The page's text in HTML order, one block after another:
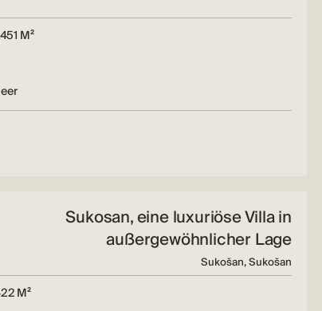
M²
Sukosan, eine luxuriöse Villa in
außergewöhnlicher Lage
Sukošan, Sukošan
M²